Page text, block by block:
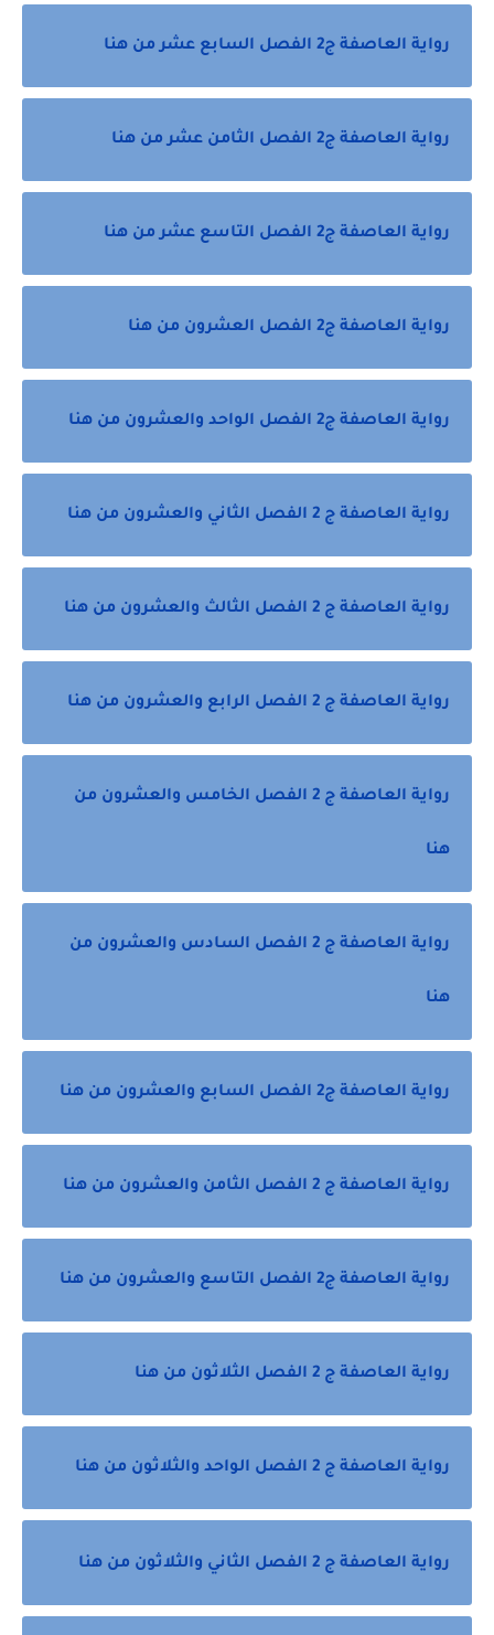
رواية العاصفة ج2 الفصل السابع عشر من هنا
رواية العاصفة ج2 الفصل الثامن عشر من هنا
رواية العاصفة ج2 الفصل التاسع عشر من هنا
رواية العاصفة ج2 الفصل العشرون من هنا
رواية العاصفة ج2 الفصل الواحد والعشرون من هنا
رواية العاصفة ج 2 الفصل الثاني والعشرون من هنا
رواية العاصفة ج 2 الفصل الثالث والعشرون من هنا
رواية العاصفة ج 2 الفصل الرابع والعشرون من هنا
رواية العاصفة ج 2 الفصل الخامس والعشرون من
هنا
رواية العاصفة ج 2 الفصل السادس والعشرون من
هنا
رواية العاصفة ج2 الفصل السابع والعشرون من هنا
رواية العاصفة ج 2 الفصل الثامن والعشرون من هنا
رواية العاصفة ج2 الفصل التاسع والعشرون من هنا
رواية العاصفة ج 2 الفصل الثلاثون من هنا
رواية العاصفة ج 2 الفصل الواحد والثلاثون من هنا
رواية العاصفة ج 2 الفصل الثاني والثلاثون من هنا